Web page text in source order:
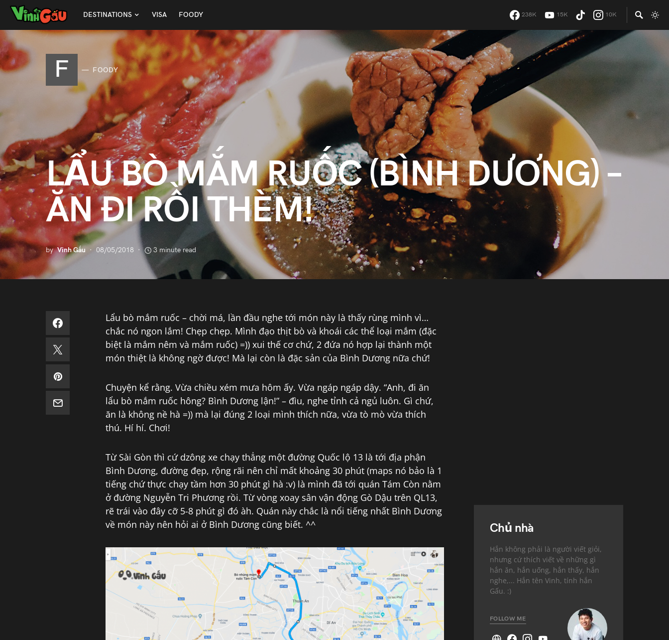
DESTINATIONS VISA FOODY 238K 15K 10K
F FOODY
LẨU BÒ MẮM RUỐC (BÌNH DƯƠNG) –
ĂN ĐI RỒI THÈM!
by Vinh Gấu 08/05/2018 3 minute read
Lẩu bò mắm ruốc – chời má, lần đầu nghe tới món này là thấy rùng mình vì…
chắc nó ngon lắm! Chẹp chẹp. Mình đạo thịt bò và khoái các thể loại mắm (đặc
biệt là mắm nêm và mắm ruốc) =)) xui thế cơ chứ, 2 đứa nó hợp lại thành một
món thiệt là không ngờ được! Mà lại còn là đặc sản của Bình Dương nữa chứ!
Chuyện kể rằng. Vừa chiều xém mưa hôm ấy. Vừa ngáp ngáp dậy. “Anh, đi ăn
lẩu bò mắm ruốc hông? Bình Dương lận!” – đìu, nghe tỉnh cả ngủ luôn. Gì chứ,
ăn là không nề hà =)) mà lại đúng 2 loại mình thích nữa, vừa tò mò vừa thích
thú. Hí hí. Chơi!
Từ Sài Gòn thì cứ dzông xe chạy thẳng một đường Quốc lộ 13 là tới địa phận
Bình Dương, đường đẹp, rộng rãi nên chỉ mất khoảng 30 phút (maps nó bảo là 1
tiếng chứ thực chạy tầm hơn 30 phút gì hà :v) là mình đã tới quán Tám Còn nằm
ở đường Nguyễn Tri Phương rồi. Từ vòng xoay sân vận động Gò Dậu trên QL13,
rẽ trái vào đây cỡ 5-8 phút gì đó àh. Quán này chắc là nổi tiếng nhất Bình Dương
về món này nên hỏi ai ở Bình Dương cũng biết. ^^
Chủ nhà
Hắn không phải là người viết giỏi,
nhưng cứ thích viết về những gì
hắn ăn, hắn uống, hắn thấy, hắn
nghe,... Hắn tên Vinh, tính hắn
Gấu. :)
FOLLOW ME